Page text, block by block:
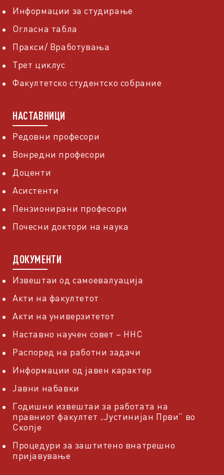
Информации за студирање
Огласна табла
Пракси/ Вработувања
Трет циклус
Факултетско студентско собрание
НАСТАВНИЦИ
Редовни професори
Вонредни професори
Доценти
Асистенти
Пензионирани професори
Почесни доктори на наука
ДОКУМЕНТИ
Извештаи од самоевалуација
Акти на факултетот
Акти на универзитетот
Наставно научен совет – ННС
Распоред на работни задачи
Информации од јавен карактер
Јавни набавки
Годишни извештаи за работата на
правниот факултет „Јустинијан Први“ во
Скопје
Процедури за заштитено внатрешно
пријавување